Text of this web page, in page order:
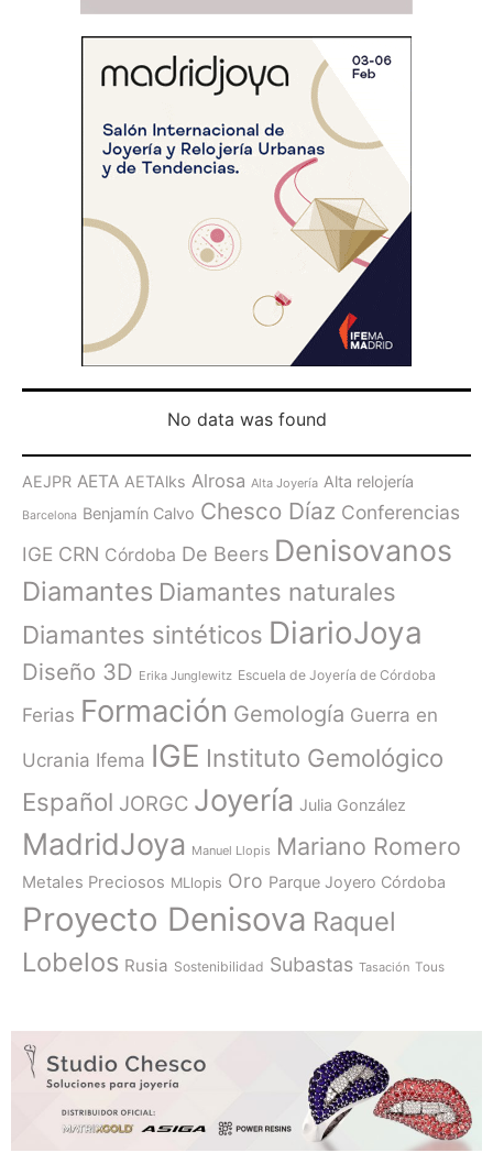
No data was found
AEJPR AETA AETAlks Alrosa Alta Joyería Alta relojería
Barcelona Benjamín Calvo Chesco Díaz Conferencias
IGE CRN Córdoba De Beers Denisovanos
Diamantes Diamantes naturales
Diamantes sintéticos DiarioJoya
Diseño 3D Erika Junglewitz Escuela de Joyería de Córdoba
Ferias Formación Gemología Guerra en
Ucrania Ifema IGE Instituto Gemológico
Español JORGC Joyería Julia González
MadridJoya Manuel Llopis Mariano Romero
Metales Preciosos MLlopis Oro Parque Joyero Córdoba
Proyecto Denisova Raquel
Lobelos Rusia Sostenibilidad Subastas Tasación Tous